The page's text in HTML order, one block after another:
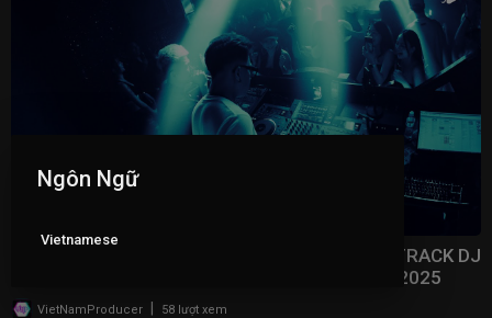
NHẠC CỔ LÀM KHỔ DÂN CHƠI (VOL.2) - FULL TRACK DJ
THÁI HOÀNG REMIX | NONSTOP BAY PHÒNG 2025
VietNamProducer 58 lượt xem
Ngôn Ngữ
Vietnamese